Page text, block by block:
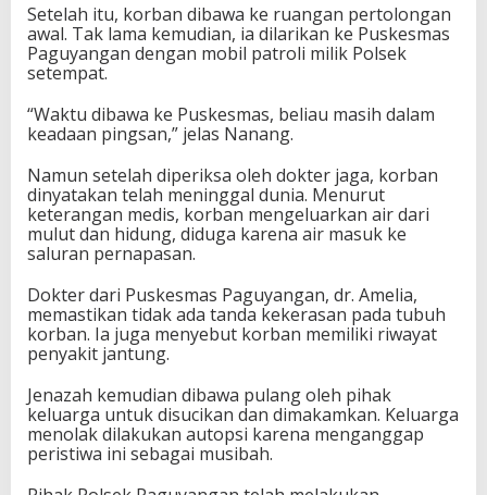
Setelah itu, korban dibawa ke ruangan pertolongan
awal. Tak lama kemudian, ia dilarikan ke Puskesmas
Paguyangan dengan mobil patroli milik Polsek
setempat.
“Waktu dibawa ke Puskesmas, beliau masih dalam
keadaan pingsan,” jelas Nanang.
Namun setelah diperiksa oleh dokter jaga, korban
dinyatakan telah meninggal dunia. Menurut
keterangan medis, korban mengeluarkan air dari
mulut dan hidung, diduga karena air masuk ke
saluran pernapasan.
Dokter dari Puskesmas Paguyangan, dr. Amelia,
memastikan tidak ada tanda kekerasan pada tubuh
korban. Ia juga menyebut korban memiliki riwayat
penyakit jantung.
Jenazah kemudian dibawa pulang oleh pihak
keluarga untuk disucikan dan dimakamkan. Keluarga
menolak dilakukan autopsi karena menganggap
peristiwa ini sebagai musibah.